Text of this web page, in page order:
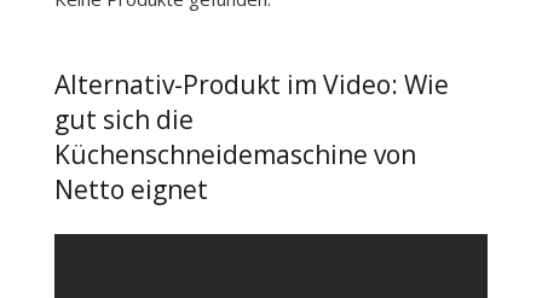
Alternativ-Produkt im Video: Wie
gut sich die
Küchenschneidemaschine von
Netto eignet